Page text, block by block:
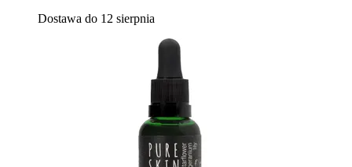
Dostawa do 12 sierpnia